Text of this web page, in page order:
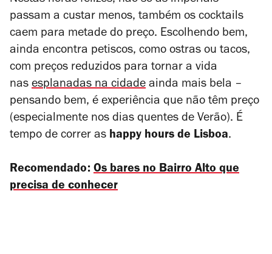
passam a custar menos, também os cocktails
caem para metade do preço. Escolhendo bem,
ainda encontra petiscos, como ostras ou tacos,
com preços reduzidos para tornar a vida
nas esplanadas na cidade ainda mais bela –
pensando bem, é experiência que não têm preço
(especialmente nos dias quentes de Verão). É
tempo de correr as happy hours de Lisboa.
Recomendado: Os bares no Bairro Alto que
precisa de conhecer